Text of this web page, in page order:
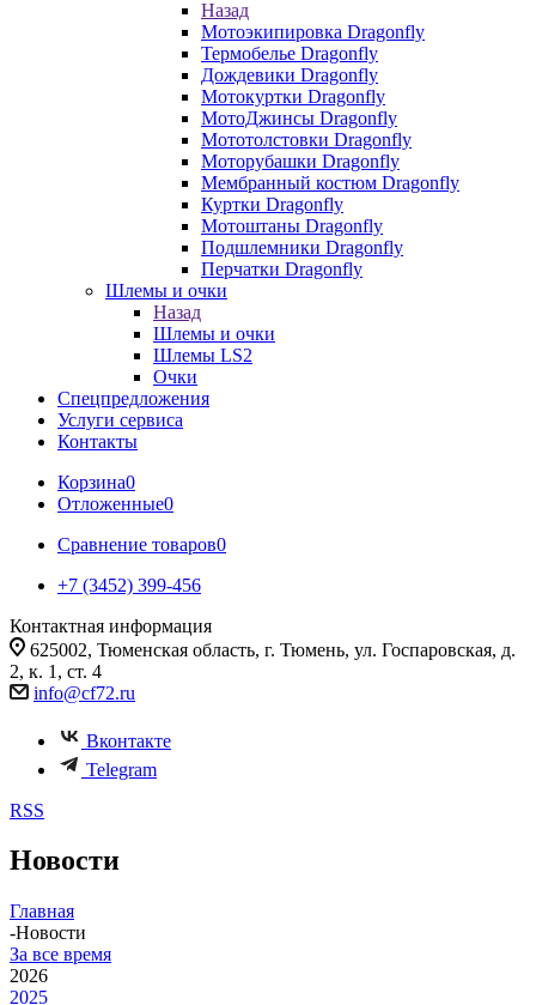
Назад
Мотоэкипировка Dragonfly
Термобелье Dragonfly
Дождевики Dragonfly
Мотокуртки Dragonfly
МотоДжинсы Dragonfly
Мототолстовки Dragonfly
Моторубашки Dragonfly
Мембранный костюм Dragonfly
Куртки Dragonfly
Мотоштаны Dragonfly
Подшлемники Dragonfly
Перчатки Dragonfly
Шлемы и очки
Назад
Шлемы и очки
Шлемы LS2
Очки
Спецпредложения
Услуги сервиса
Контакты
Корзина0
Отложенные0
Сравнение товаров0
+7 (3452) 399-456
Контактная информация
625002, Тюменская область, г. Тюмень, ул. Госпаровская, д.
2, к. 1, ст. 4
info@cf72.ru
Вконтакте
Telegram
RSS
Новости
Главная
-Новости
За все время
2026
2025